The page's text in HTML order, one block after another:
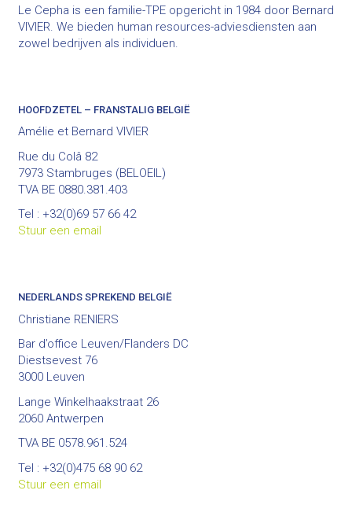
Le Cepha is een familie-TPE opgericht in 1984 door Bernard
VIVIER. We bieden human resources-adviesdiensten aan
zowel bedrijven als individuen.
HOOFDZETEL – FRANSTALIG BELGIË
Amélie et Bernard VIVIER
Rue du Colâ 82
7973 Stambruges (BELOEIL)
TVA BE 0880.381.403
Tel : +32(0)69 57 66 42
Stuur een email
NEDERLANDS SPREKEND BELGIË
Christiane RENIERS
Bar d’office Leuven/Flanders DC
Diestsevest 76
3000 Leuven
Lange Winkelhaakstraat 26
2060 Antwerpen
TVA BE 0578.961.524
Tel : +32(0)475 68 90 62
Stuur een email